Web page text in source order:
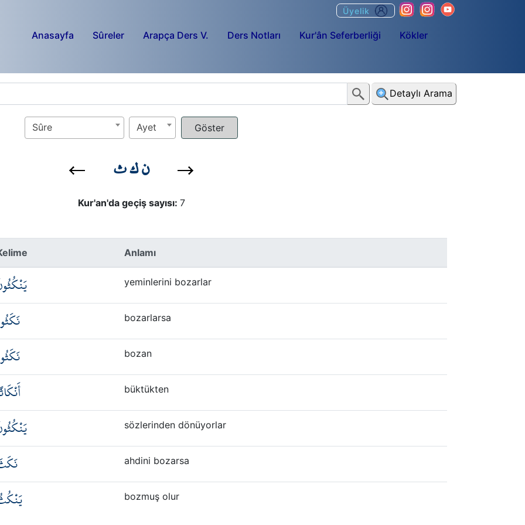
Anasayfa Sûreler Arapça Ders V. Ders Notları Kur'ân Seferberliği Kökler
Üyelik
Detaylı Arama
Sûre Ayet
ن ك ث
Kur'an'da geçiş sayısı: 7
Anlamı
yeminlerini bozarlar
bozarlarsa
bozan
büktükten
sözlerinden dönüyorlar
ahdini bozarsa
bozmuş olur